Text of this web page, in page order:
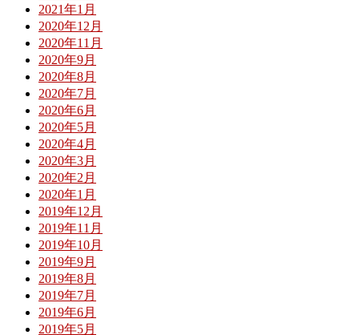
2021年1月
2020年12月
2020年11月
2020年9月
2020年8月
2020年7月
2020年6月
2020年5月
2020年4月
2020年3月
2020年2月
2020年1月
2019年12月
2019年11月
2019年10月
2019年9月
2019年8月
2019年7月
2019年6月
2019年5月